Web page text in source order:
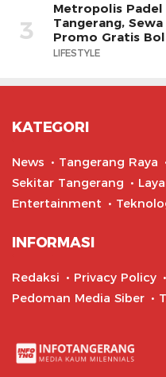
3
Metropolis
Tangerang,
Promo Gratis
LIFESTYLE
KATEGORI
News Tangerang Raya
Sekitar Tangerang
Entertainment
INFORMASI
Redaksi Privacy Policy
Pedoman Media Siber